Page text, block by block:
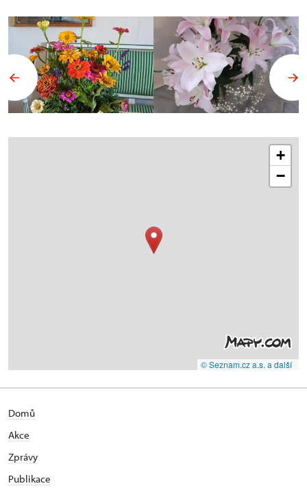
+
−
© Seznam.cz a.s. a další
Domů
Akce
Zprávy
Publikace